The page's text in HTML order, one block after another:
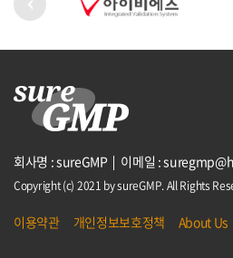
회사명 : sureGMP 이메일 :
Copyright (c) 2021 by sureGMP. All Rights
이용약관 개인정보보호정책 About Us